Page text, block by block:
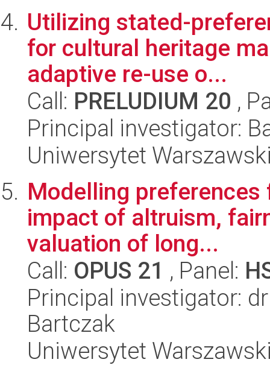
Utilizing stated-
for cultural heritage
adaptive re-use o...
Call: PRELUDIUM 20 ,
Principal investigator:
Uniwersytet
Modelling preferences
impact of altruism,
valuation of long...
Call: OPUS 21 , Panel:
Principal investigator:
Bartczak
Uniwersytet